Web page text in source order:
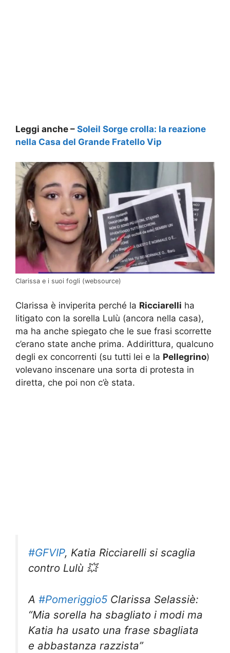
Leggi anche – Soleil Sorge crolla: la reazione
nella Casa del Grande Fratello Vip
Clarissa e i suoi fogli (websource)
Clarissa è inviperita perché la Ricciarelli ha
litigato con la sorella Lulù (ancora nella casa),
ma ha anche spiegato che le sue frasi scorrette
c’erano state anche prima. Addirittura, qualcuno
degli ex concorrenti (su tutti lei e la Pellegrino)
volevano inscenare una sorta di protesta in
diretta, che poi non c’è stata.
#GFVIP, Katia Ricciarelli si scaglia
contro Lulù 💥
A #Pomeriggio5 Clarissa Selassiè:
“Mia sorella ha sbagliato i modi ma
Katia ha usato una frase sbagliata
e abbastanza razzista”